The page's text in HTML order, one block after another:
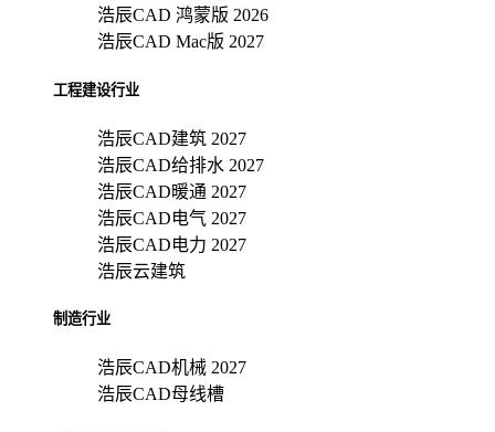
浩辰CAD 鸿蒙版 2026
浩辰CAD Mac版 2027
工程建设行业
浩辰CAD建筑 2027
浩辰CAD给排水 2027
浩辰CAD暖通 2027
浩辰CAD电气 2027
浩辰CAD电力 2027
浩辰云建筑
制造行业
浩辰CAD机械 2027
浩辰CAD母线槽